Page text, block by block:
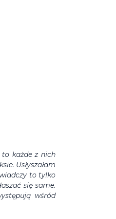
to każde z nich
Usłyszałam
to tylko
się same.
wśród